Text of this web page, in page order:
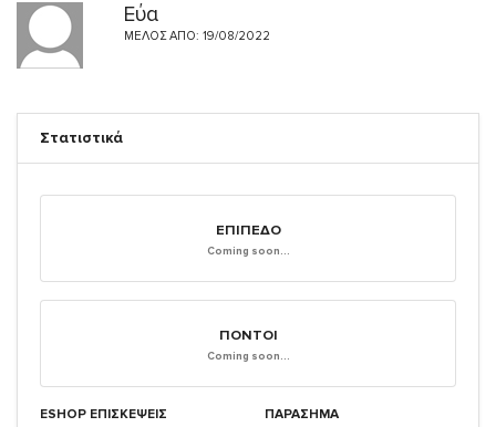
Εύα
ΜΈΛΟΣ ΑΠΌ: 19/08/2022
Στατιστικά
ΕΠΊΠΕΔΟ
Coming soon...
ΠΌΝΤΟΙ
Coming soon...
ESHOP ΕΠΙΣΚΈΨΕΙΣ ΠΑΡΑΣΗΜΑ